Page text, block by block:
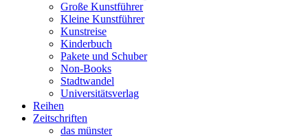
Große Kunstführer
Kleine Kunstführer
Kunstreise
Kinderbuch
Pakete und Schuber
Non-Books
Stadtwandel
Universitätsverlag
Reihen
Zeitschriften
das münster